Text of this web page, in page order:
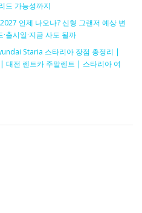
드 가능성까지
언제 나오나? 신형 그랜저 예상 변
출시일·지금 사도 될까
Staria 스타리아 장점 총정리 |
대전 렌트카 주말렌트 | 스타리아 여